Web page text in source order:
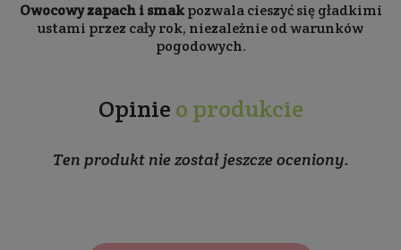
Owocowy zapach i smakpozwala cieszyć się gładkimi
ustami przez cały rok, niezależnie od warunków
pogodowych.
Opinie o produkcie
Ten produkt nie został jeszcze oceniony.